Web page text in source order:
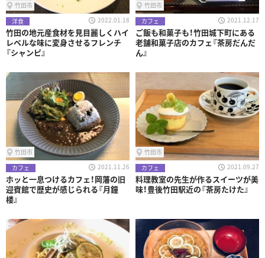
竹田市
洋食
2022.01.18
竹田の地元産食材を見目麗しくハイ
レベルな味に変身させるフレンチ
『シャンピ』
竹田市
カフェ
2021.12.17
ご飯も和菓子も！竹田城下町にある
老舗和菓子店のカフェ『茶房だんだ
ん』
竹田市
カフェ
2021.11.26
ホッと一息つけるカフェ！岡藩の旧
迎賓館で歴史が感じられる『月鐘
楼』
竹田市
カフェ
2021.09.27
料理教室の先生が作るスイーツが美
味！豊後竹田駅近の『茶房たけた』